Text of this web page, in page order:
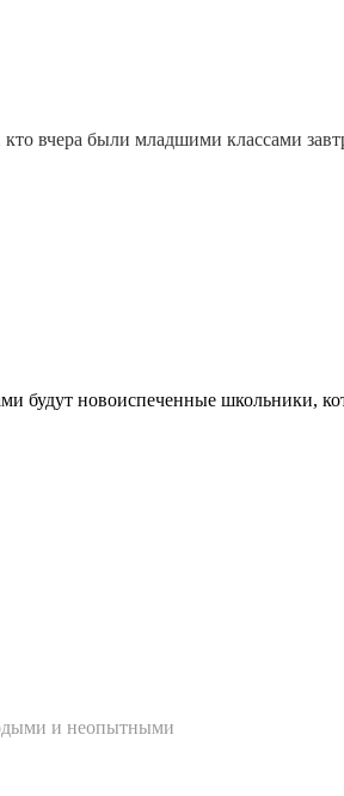
вчера были младшими классами
будут новоиспеченные школьники,
и неопытными